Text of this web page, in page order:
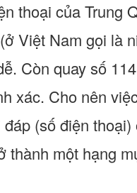
thoại của Trung
Việt Nam gọi là
Còn quay số
xác. Cho nên
(số điện
thành một hạng